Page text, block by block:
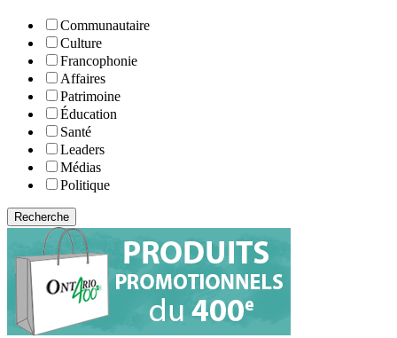
Communautaire
Culture
Francophonie
Affaires
Patrimoine
Éducation
Santé
Leaders
Médias
Politique